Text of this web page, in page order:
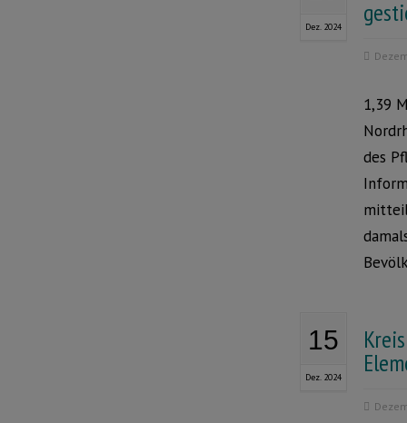
Dez. 2024
1,39
des
15
Dez. 2024